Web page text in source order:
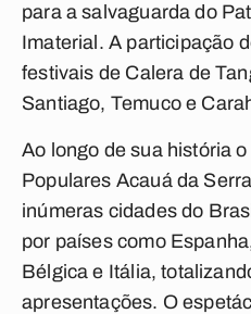
para a salvaguarda do
Imaterial. A participação
festivais de Calera de
Santiago, Temuco e
Ao longo de sua história
Populares Acauá da
inúmeras cidades do
por países como
Bélgica e Itália,
apresentações. O